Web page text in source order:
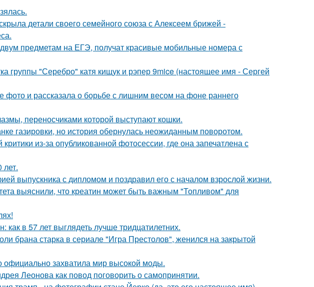
детали своего семейного союза с Алексеем брижей -
предметам на ЕГЭ, получат красивые мобильные номера с
группы "Серебро" катя кищук и рэпер 9mice (настоящее имя - Сергей
фото и рассказала о борьбе с лишним весом на фоне раннего
переносчиками которой выступают кошки.
газировки, но история обернулась неожиданным поворотом.
из-за опубликованной фотосессии, где она запечатлена с
выпускника с дипломом и поздравил его с началом взрослой жизни.
выяснили, что креатин может быть важным "Топливом" для
в 57 лет выглядеть лучше тридцатилетних.
брана старка в сериале "Игра Престолов", женился на закрытой
официально захватила мир высокой моды.
Леонова как повод поговорить о самопринятии.